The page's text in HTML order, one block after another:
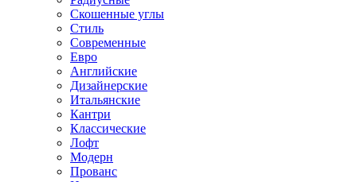
Скошенные углы
Стиль
Современные
Евро
Английские
Дизайнерские
Итальянские
Кантри
Классические
Лофт
Модерн
Прованс